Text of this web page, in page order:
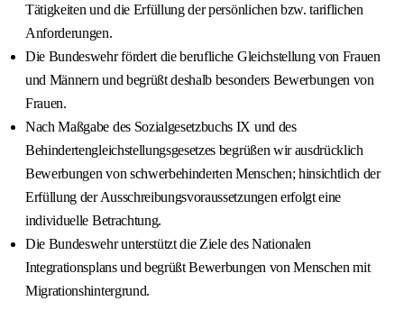
Tätigkeiten und die Erfüllung der persönlichen bzw. tariflichen
Anforderungen.
Die Bundeswehr fördert die berufliche Gleichstellung von Frauen
und Männern und begrüßt deshalb besonders Bewerbungen von
Frauen.
Nach Maßgabe des Sozialgesetzbuchs IX und des
Behindertengleichstellungsgesetzes begrüßen wir ausdrücklich
Bewerbungen von schwerbehinderten Menschen; hinsichtlich der
Erfüllung der Ausschreibungsvoraussetzungen erfolgt eine
individuelle Betrachtung.
Die Bundeswehr unterstützt die Ziele des Nationalen
Integrationsplans und begrüßt Bewerbungen von Menschen mit
Migrationshintergrund.